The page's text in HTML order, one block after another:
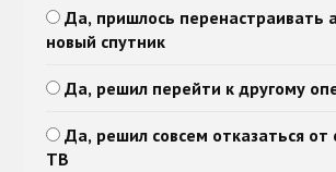
Да, пришлось перенастраивать
новый спутник
Да, решил перейти к другому
Да, решил совсем отказаться от
ТВ